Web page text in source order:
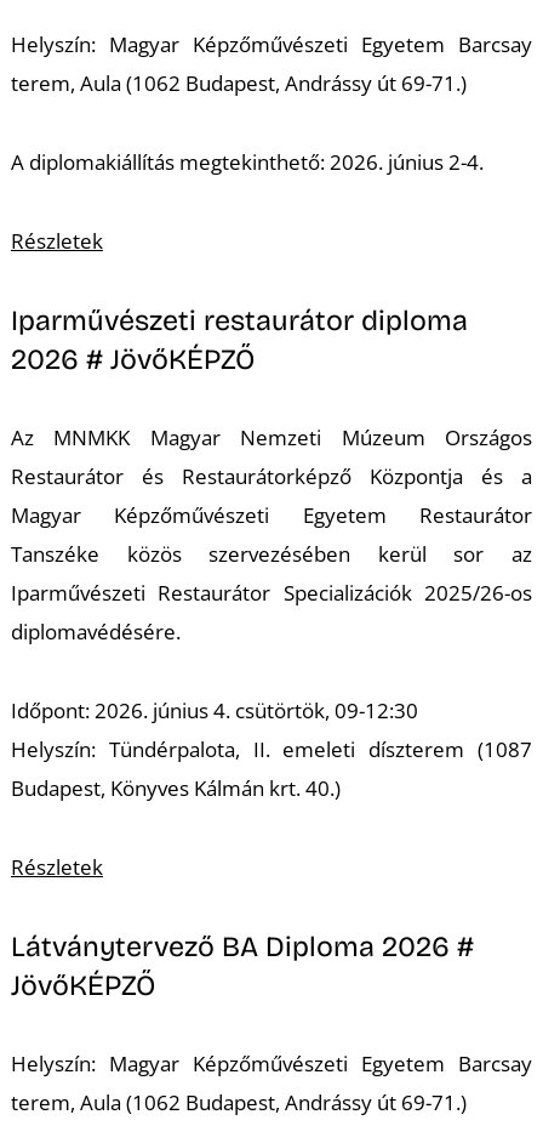
Helyszín: Magyar Képzőművészeti Egyetem Barcsay
terem, Aula (1062 Budapest, Andrássy út 69-71.)
A diplomakiállítás megtekinthető: 2026. június 2-4.
Részletek
Iparművészeti restaurátor diploma
2026 # JövőKÉPZŐ
Az MNMKK Magyar Nemzeti Múzeum Országos
Restaurátor és Restaurátorképző Központja és a
Magyar Képzőművészeti Egyetem Restaurátor
Tanszéke közös szervezésében kerül sor az
Iparművészeti Restaurátor Specializációk 2025/26-os
diplomavédésére.
Időpont: 2026. június 4. csütörtök, 09-12:30
Helyszín: Tündérpalota, II. emeleti díszterem (1087
Budapest, Könyves Kálmán krt. 40.)
Részletek
Látványtervező BA Diploma 2026 #
JövőKÉPZŐ
Helyszín: Magyar Képzőművészeti Egyetem Barcsay
terem, Aula (1062 Budapest, Andrássy út 69-71.)